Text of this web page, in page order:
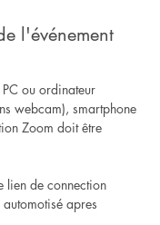
l'événement
ou ordinateur
webcam), smartphone
Zoom doit être
lien de connection
apres